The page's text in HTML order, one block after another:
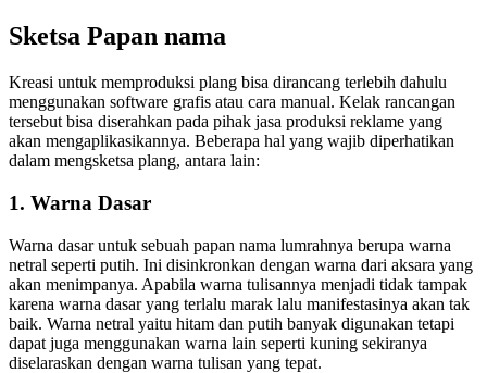
Sketsa Papan nama
Kreasi untuk memproduksi plang bisa dirancang terlebih dahulu
menggunakan software grafis atau cara manual. Kelak rancangan
tersebut bisa diserahkan pada pihak jasa produksi reklame yang
akan mengaplikasikannya. Beberapa hal yang wajib diperhatikan
dalam mengsketsa plang, antara lain:
1. Warna Dasar
Warna dasar untuk sebuah papan nama lumrahnya berupa warna
netral seperti putih. Ini disinkronkan dengan warna dari aksara yang
akan menimpanya. Apabila warna tulisannya menjadi tidak tampak
karena warna dasar yang terlalu marak lalu manifestasinya akan tak
baik. Warna netral yaitu hitam dan putih banyak digunakan tetapi
dapat juga menggunakan warna lain seperti kuning sekiranya
diselaraskan dengan warna tulisan yang tepat.